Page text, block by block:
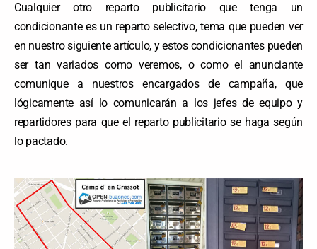
Cualquier otro reparto publicitario que tenga un
condicionante es un reparto selectivo, tema que pueden ver
en nuestro siguiente artículo, y estos condicionantes pueden
ser tan variados como veremos, o como el anunciante
comunique a nuestros encargados de campaña, que
lógicamente así lo comunicarán a los jefes de equipo y
repartidores para que el reparto publicitario se haga según
lo pactado.